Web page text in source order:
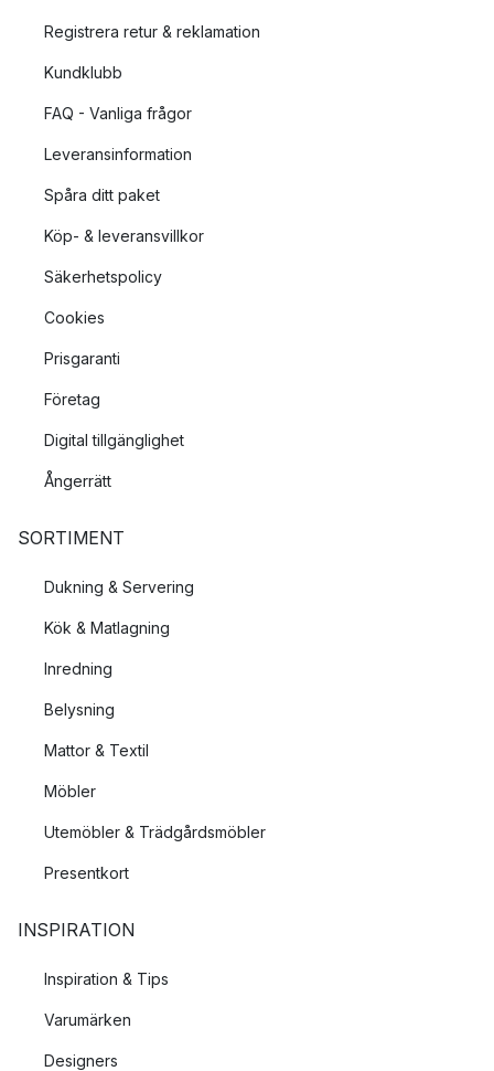
Registrera retur & reklamation
Kundklubb
FAQ - Vanliga frågor
Leveransinformation
Spåra ditt paket
Köp- & leveransvillkor
Säkerhetspolicy
Cookies
Prisgaranti
Företag
Digital tillgänglighet
Ångerrätt
SORTIMENT
Dukning & Servering
Kök & Matlagning
Inredning
Belysning
Mattor & Textil
Möbler
Utemöbler & Trädgårdsmöbler
Presentkort
INSPIRATION
Inspiration & Tips
Varumärken
Designers